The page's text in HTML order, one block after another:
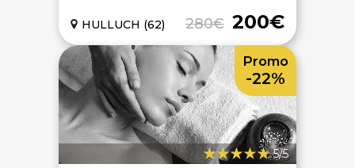
280€ 200€
HULLUCH (62)
5/5
Promo
-22%